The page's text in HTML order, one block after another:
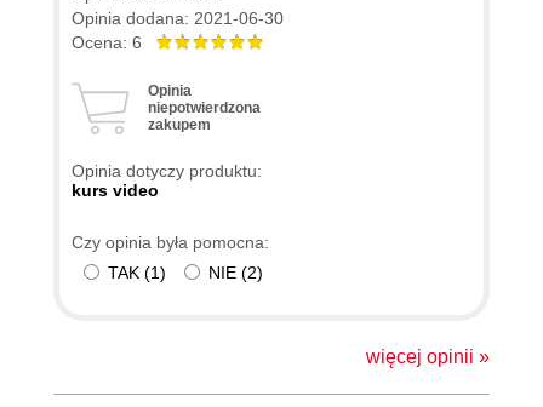
Opinia dodana: 2021-06-30
Ocena: 6
Opinia
niepotwierdzona
zakupem
Opinia dotyczy produktu:
kurs video
Czy opinia była pomocna:
TAK (1) NIE (2)
więcej opinii »